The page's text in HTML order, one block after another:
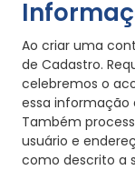
Ao criar uma
de Cadastro.
celebremos o
essa informação
Também
usuário e
como descrito a